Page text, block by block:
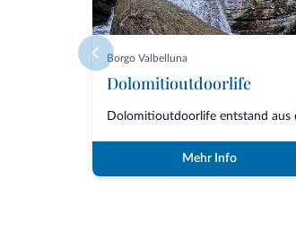
Borgo Valbelluna
Dolomitioutdoorlife
Mehr Info